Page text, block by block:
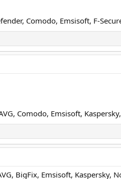
Comodo, Emsisoft, F-
Comodo, Emsisoft,
BigFix, Emsisoft, Kaspersky,